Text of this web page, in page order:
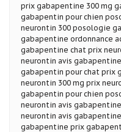
prix gabapentine 300 mg
gabapentin pour chien
neurontin 300 posologie
gabapentine ordonnance
gabapentine chat prix
neurontin avis
gabapentin pour chat prix
neurontin 300 mg prix
gabapentin pour chien
neurontin avis
neurontin avis
gabapentine prix